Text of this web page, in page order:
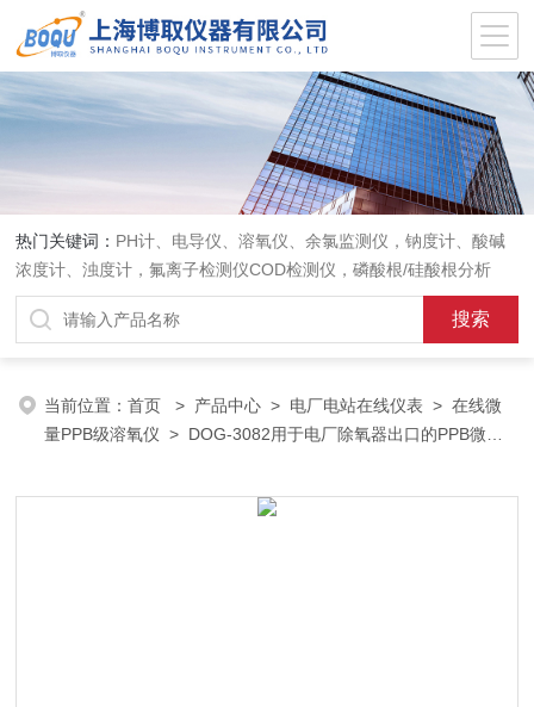
热门关键词： PH计、电导仪、溶氧仪、余氯监测仪，钠度计、酸碱
浓度计、浊度计，氟离子检测仪COD检测仪，磷酸根/硅酸根分析
仪，PH电极、溶氧电极、电导电极
当前位置：首页 > 产品中心 > 电厂电站在线仪表 >在线微
量PPB级溶氧仪 > DOG-3082用于电厂除氧器出口的PPB微量